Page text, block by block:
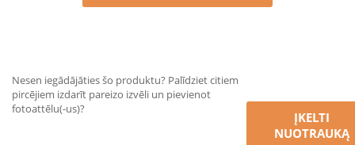
Nesen iegādājāties šo produktu? Palīdziet citiem
pircējiem izdarīt pareizo izvēli un pievienot
fotoattēlu(-us)?
ĮKELTI
NUOTRAUKĄ